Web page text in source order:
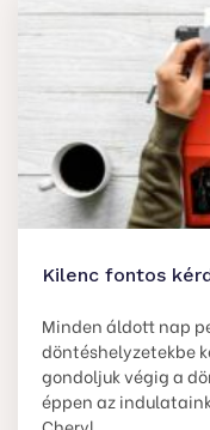
Kilenc fontos
Minden áldott nap
döntéshelyzetekbe
gondoljuk végig a
éppen az